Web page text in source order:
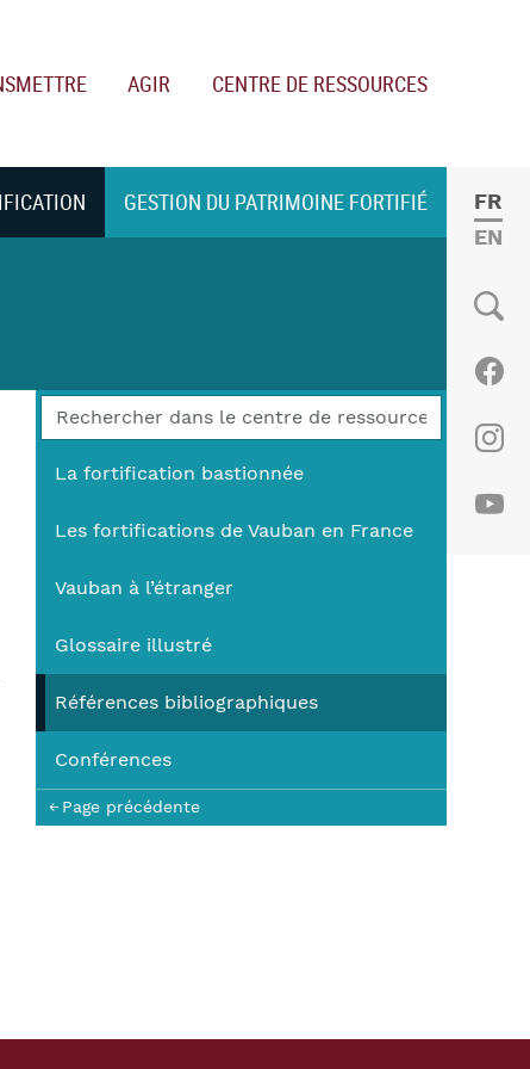
AGIR CENTRE DE RESSOURCES
Social
GESTION DU PATRIMOINE FORTIFIÉ
La fortification bastionnée
Les fortifications de Vauban en France
Vauban à l’étranger
Glossaire illustré
Références bibliographiques
Conférences
Page précédente